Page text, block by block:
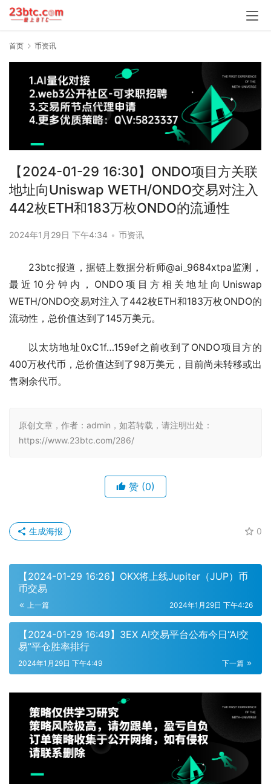
首页 币资讯
【2024-01-29 16:30】ONDO项目方关联
地址向Uniswap WETH/ONDO交易对注入
442枚ETH和183万枚ONDO的流通性
2024年1月29日 下午4:34 • 币资讯
23btc报道，据链上数据分析师@ai_9684xtpa监测，
最近10分钟内，ONDO项目方相关地址向Uniswap
WETH/ONDO交易对注入了442枚ETH和183万枚ONDO的
流动性，总价值达到了145万美元。
以太坊地址0xC1f…159ef之前收到了ONDO项目方的
400万枚代币，总价值达到了98万美元，目前尚未转移或出
售剩余代币。
原创文章，作者：admin，如若转载，请注明出处：
https://www.23btc.com/286/
赞 (0)
0
生成海报
【2024-01-29 16:26】OKX将上线Jupiter（JUP）币
币交易
上一篇 2024年1月29日 下午4:26
【2024-01-29 16:49】3EX AI交易平台公布今日“AI交
易”平仓胜率排行
下一篇
2024年1月29日 下午4:49